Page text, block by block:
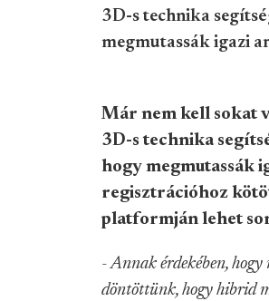
3D-s technika
megmutassák igazi
Már nem kell sokat
3D-s technika
hogy megmutassák
regisztrációhoz
platformján lehet
- Annak érdekében,
döntöttünk, hogy hibrid